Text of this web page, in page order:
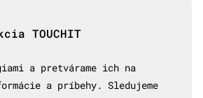
TOUCHIT
a pretvárame ich na
a príbehy. Sledujeme